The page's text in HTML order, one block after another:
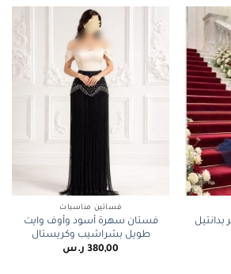
فساتين مناسبات
فستان سهرة أسود وأوف وايت
طويل بشراشيب وكريستال
380,00 ر.س